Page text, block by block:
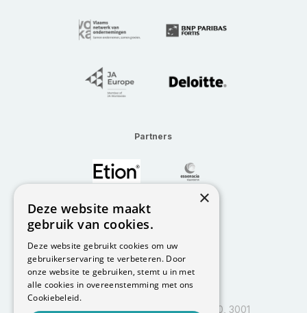
Partners
I&I Leuven, Vlajo vzw, Kapeldreef 60, 3001
×
Deze website maakt
gebruik van cookies.
Deze website gebruikt cookies om uw
gebruikerservaring te verbeteren. Door
onze website te gebruiken, stemt u in met
alle cookies in overeenstemming met ons
Cookiebeleid.